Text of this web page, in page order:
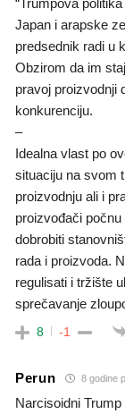
Japan i arapske
predsednik radi u
Obzirom da im
pravoj proizvodnji
konkurenciju.
–
Idealna vlast po
situaciju na svom
proizvodnju ali i
proizvođači
dobrobiti
rada i proizvoda.
regulisati i tržište
sprečavanje
8 -1
Perun 8 godine
Narcisoidni